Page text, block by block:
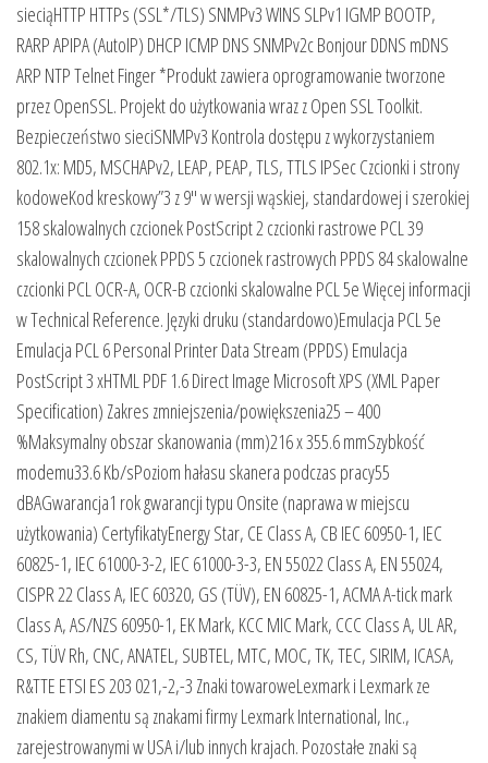
sieciąHTTP HTTPs (SSL*/TLS) SNMPv3 WINS SLPv1 IGMP BOOTP,
RARP APIPA (AutoIP) DHCP ICMP DNS SNMPv2c Bonjour DDNS mDNS
ARP NTP Telnet Finger *Produkt zawiera oprogramowanie tworzone
przez OpenSSL. Projekt do użytkowania wraz z Open SSL Toolkit.
Bezpieczeństwo sieciSNMPv3 Kontrola dostępu z wykorzystaniem
802.1x: MD5, MSCHAPv2, LEAP, PEAP, TLS, TTLS IPSec Czcionki i strony
kodoweKod kreskowy”3 z 9″ w wersji wąskiej, standardowej i szerokiej
158 skalowalnych czcionek PostScript 2 czcionki rastrowe PCL 39
skalowalnych czcionek PPDS 5 czcionek rastrowych PPDS 84 skalowalne
czcionki PCL OCR-A, OCR-B czcionki skalowalne PCL 5e Więcej informacji
w Technical Reference. Języki druku (standardowo)Emulacja PCL 5e
Emulacja PCL 6 Personal Printer Data Stream (PPDS) Emulacja
PostScript 3 xHTML PDF 1.6 Direct Image Microsoft XPS (XML Paper
Specification) Zakres zmniejszenia/powiększenia25 – 400
%Maksymalny obszar skanowania (mm)216 x 355.6 mmSzybkość
modemu33.6 Kb/sPoziom hałasu skanera podczas pracy55
dBAGwarancja1 rok gwarancji typu Onsite (naprawa w miejscu
użytkowania) CertyfikatyEnergy Star, CE Class A, CB IEC 60950-1, IEC
60825-1, IEC 61000-3-2, IEC 61000-3-3, EN 55022 Class A, EN 55024,
CISPR 22 Class A, IEC 60320, GS (TÜV), EN 60825-1, ACMA A-tick mark
Class A, AS/NZS 60950-1, EK Mark, KCC MIC Mark, CCC Class A, UL AR,
CS, TÜV Rh, CNC, ANATEL, SUBTEL, MTC, MOC, TK, TEC, SIRIM, ICASA,
R&TTE ETSI ES 203 021,-2,-3 Znaki towaroweLexmark i Lexmark ze
znakiem diamentu są znakami firmy Lexmark International, Inc.,
zarejestrowanymi w USA i/lub innych krajach. Pozostałe znaki są